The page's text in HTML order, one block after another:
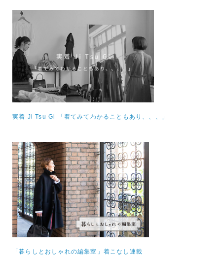
実着 Ji Tsu Gi 「着てみてわかることもあり、、、」
「暮らしとおしゃれの編集室」着こなし連載